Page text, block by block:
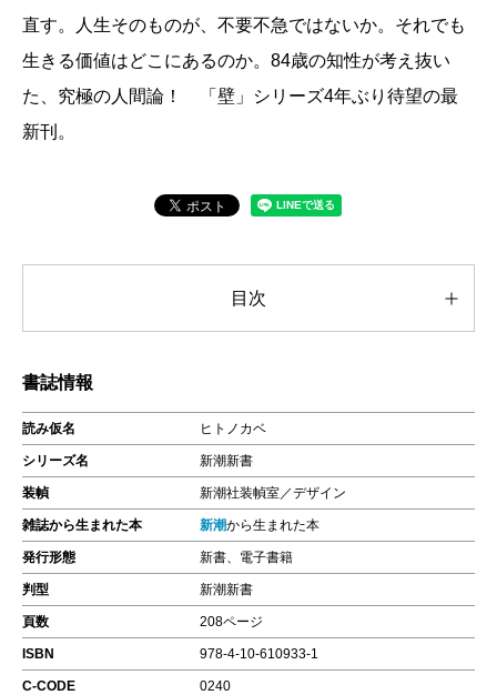
直す。人生そのものが、不要不急ではないか。それでも
生きる価値はどこにあるのか。84歳の知性が考え抜い
た、究極の人間論！ 「壁」シリーズ4年ぶり待望の最
新刊。
目次
書誌情報
読み仮名 ヒトノカベ
シリーズ名 新潮新書
装幀 新潮社装幀室／デザイン
雑誌から生まれた本 新潮から生まれた本
発行形態 新書、電子書籍
判型 新潮新書
頁数 208ページ
ISBN 978-4-10-610933-1
C-CODE 0240